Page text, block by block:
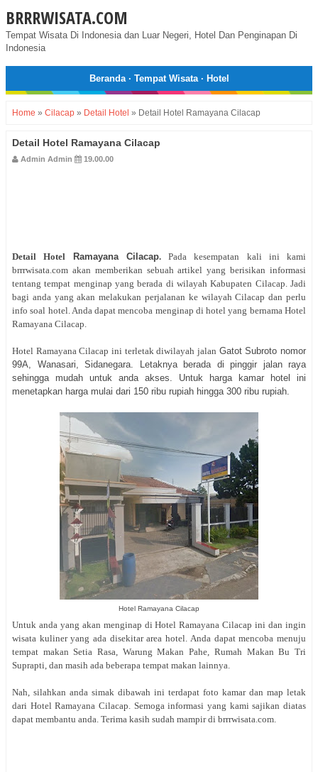
BRRRWISATA.COM
Tempat Wisata Di Indonesia dan Luar Negeri, Hotel Dan Penginapan Di
Indonesia
Beranda· Tempat Wisata· Hotel
Home » Cilacap » Detail Hotel » Detail Hotel Ramayana Cilacap
Detail Hotel Ramayana Cilacap
Admin Admin 19.00.00
Detail Hotel Ramayana Cilacap. Pada kesempatan kali ini kami
brrrwisata.com akan memberikan sebuah artikel yang berisikan informasi
tentang tempat menginap yang berada di wilayah Kabupaten Cilacap. Jadi
bagi anda yang akan melakukan perjalanan ke wilayah Cilacap dan perlu
info soal hotel. Anda dapat mencoba menginap di hotel yang bernama Hotel
Ramayana Cilacap.
Hotel Ramayana Cilacap ini terletak diwilayah jalan Gatot Subroto nomor
99A, Wanasari, Sidanegara. Letaknya berada di pinggir jalan raya
sehingga mudah untuk anda akses. Untuk harga kamar hotel ini
menetapkan harga mulai dari 150 ribu rupiah hingga 300 ribu rupiah.
Hotel Ramayana Cilacap
Untuk anda yang akan menginap di Hotel Ramayana Cilacap ini dan ingin
wisata kuliner yang ada disekitar area hotel. Anda dapat mencoba menuju
tempat makan Setia Rasa, Warung Makan Pahe, Rumah Makan Bu Tri
Suprapti, dan masih ada beberapa tempat makan lainnya.
Nah, silahkan anda simak dibawah ini terdapat foto kamar dan map letak
dari Hotel Ramayana Cilacap. Semoga informasi yang kami sajikan diatas
dapat membantu anda. Terima kasih sudah mampir di brrrwisata.com.